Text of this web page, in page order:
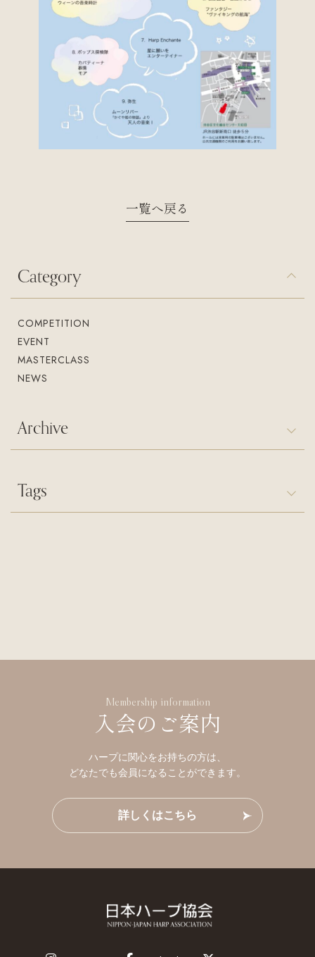
一覧へ戻る
Category
COMPETITION
EVENT
MASTERCLASS
NEWS
Archive
Tags
Membership information
入会のご案内
ハープに関心をお持ちの方は、
どなたでも会員になることができます。
詳しくはこちら